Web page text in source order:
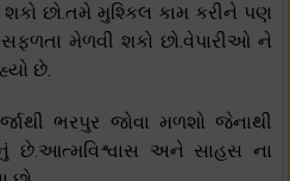
છો.તમે મુશ્કિલ કામ કરીને પણ
સફળતા મેળવી શકો છો.વેપારીઓ ને
છે.
ભરપુર જોવા મળશો જેનાથી
છે.આત્મવિશ્વાસ અને સાહસ ના